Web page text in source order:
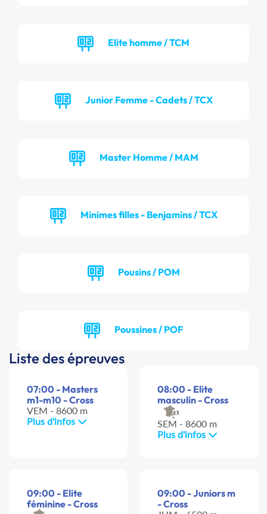
Elite homme / TCM
Junior Femme - Cadets / TCX
Master Homme / MAM
Minimes filles - Benjamins / TCX
Pousins / POM
Poussines / POF
Liste des épreuves
07:00 - Masters
m1-m10 - Cross
VEM - 8600 m
Plus d'infos
08:00 - Elite
masculin - Cross
SEM - 8600 m
Plus d'infos
09:00 - Elite
féminine - Cross
09:00 - Juniors m
- Cross